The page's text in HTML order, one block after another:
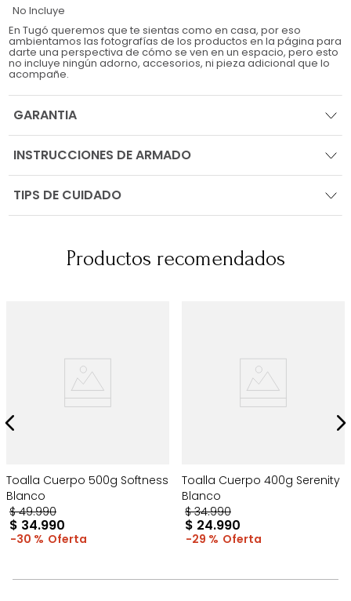
No Incluye
En Tugó queremos que te sientas como en casa, por eso
ambientamos las fotografías de los productos en la página para
darte una perspectiva de cómo se ven en un espacio, pero esto
no incluye ningún adorno, accesorios, ni pieza adicional que lo
acompañe.
GARANTIA
INSTRUCCIONES DE ARMADO
TIPS DE CUIDADO
Productos recomendados
Toalla Cuerpo 500g Softness
Blanco
$ 49.990
$ 34.990
30 %
Toalla Cuerpo 400g Serenity
Blanco
$ 34.990
$ 24.990
29 %